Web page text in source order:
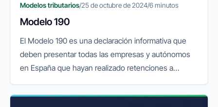
Modelos tributarios/25 de octubre de 2024/6 minutos
Modelo 190
El Modelo 190 es una declaración informativa que
deben presentar todas las empresas y autónomos
en España que hayan realizado retenciones a
Personas Físicas). Esta...